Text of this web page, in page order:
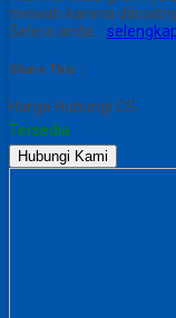
mewah karena
Selera anda…
Share This :
Harga Hubungi CS
Tersedia
Hubungi Kami